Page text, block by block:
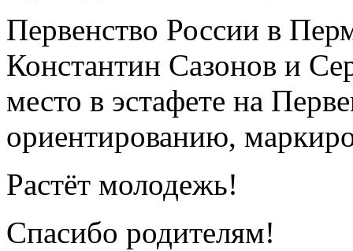
Первенство России в
Константин Сазонов и
место в эстафете на
ориентированию,
Растёт молодежь!
Спасибо родителям!